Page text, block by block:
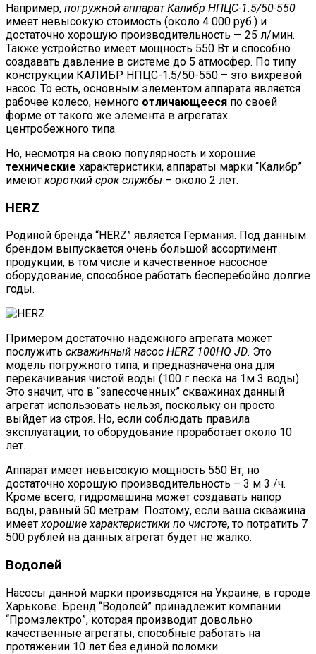
Например, погружной аппарат Калибр НПЦС-1.5/50-550
имеет невысокую стоимость (около 4 000 руб.) и
достаточно хорошую производительность — 25 л/мин.
Также устройство имеет мощность 550 Вт и способно
создавать давление в системе до 5 атмосфер. По типу
конструкции КАЛИБР НПЦС-1.5/50-550 – это вихревой
насос. То есть, основным элементом аппарата является
рабочее колесо, немного отличающееся по своей
форме от такого же элемента в агрегатах
центробежного типа.
Но, несмотря на свою популярность и хорошие
технические характеристики, аппараты марки “Калибр”
имеют короткий срок службы – около 2 лет.
HERZ
Родиной бренда “HERZ” является Германия. Под данным
брендом выпускается очень большой ассортимент
продукции, в том числе и качественное насосное
оборудование, способное работать бесперебойно долгие
годы.
Примером достаточно надежного агрегата может
послужить скважинный насос HERZ 100HQ JD. Это
модель погружного типа, и предназначена она для
перекачивания чистой воды (100 г песка на 1м 3 воды).
Это значит, что в “запесоченных” скважинах данный
агрегат использовать нельзя, поскольку он просто
выйдет из строя. Но, если соблюдать правила
эксплуатации, то оборудование проработает около 10
лет.
Аппарат имеет невысокую мощность 550 Вт, но
достаточно хорошую производительность – 3 м 3 /ч.
Кроме всего, гидромашина может создавать напор
воды, равный 50 метрам. Поэтому, если ваша скважина
имеетхорошие характеристики по чистоте, то потратить 7
500 рублей на данных агрегат будет не жалко.
Водолей
Насосы данной марки производятся на Украине, в городе
Харькове. Бренд “Водолей” принадлежит компании
“Промэлектро”, которая производит довольно
качественные агрегаты, способные работать на
протяжении 10 лет без единой поломки.